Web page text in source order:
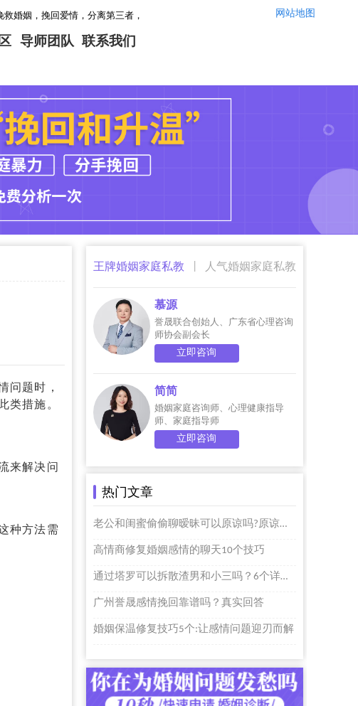
，挽回爱情，分离第三者，感情修复，让你们的婚姻感情重回幸福！情感咨询微信：
网站地图
导师团队 联系我们
问题时，
类措施。
来解决问
种方法需
王牌婚姻家庭私教 人气婚姻家庭私教
慕源
誉晟联合创始人、广东省心理咨询
师协会副会长
立即咨询
简简
婚姻家庭咨询师、心理健康指导
师、家庭指导师
立即咨询
热门文章
老公和闺蜜偷偷聊暧昧可以原谅吗?原谅个屁啊
高情商修复婚姻感情的聊天10个技巧
通过塔罗可以拆散渣男和小三吗？6个详细步骤的
广州誉晟感情挽回靠谱吗？真实回答
婚姻保温修复技巧5个:让感情问题迎刃而解